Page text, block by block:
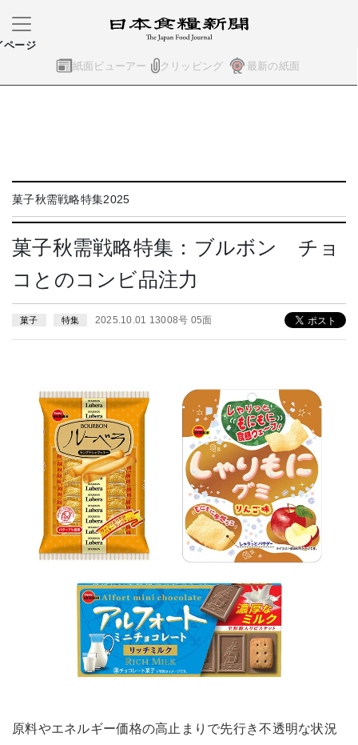
紙面ビューアー クリッピング 最新の紙面
ページ
菓子秋需戦略特集2025
菓子秋需戦略特集：ブルボン チョ
コとのコンビ品注力
菓子 特集 2025.10.01 13008号 05面
原料やエネルギー価格の高止まりで先行き不透明な状況